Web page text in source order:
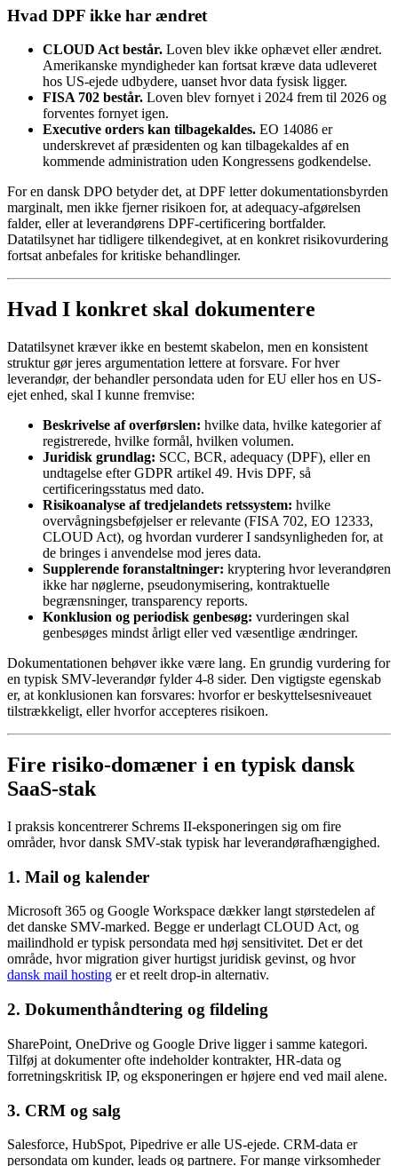
Hvad DPF ikke har ændret
CLOUD Act består. Loven blev ikke ophævet eller ændret.
Amerikanske myndigheder kan fortsat kræve data udleveret
hos US-ejede udbydere, uanset hvor data fysisk ligger.
FISA 702 består. Loven blev fornyet i 2024 frem til 2026 og
forventes fornyet igen.
Executive orders kan tilbagekaldes. EO 14086 er
underskrevet af præsidenten og kan tilbagekaldes af en
kommende administration uden Kongressens godkendelse.
For en dansk DPO betyder det, at DPF letter dokumentationsbyrden
marginalt, men ikke fjerner risikoen for, at adequacy-afgørelsen
falder, eller at leverandørens DPF-certificering bortfalder.
Datatilsynet har tidligere tilkendegivet, at en konkret risikovurdering
fortsat anbefales for kritiske behandlinger.
Hvad I konkret skal dokumentere
Datatilsynet kræver ikke en bestemt skabelon, men en konsistent
struktur gør jeres argumentation lettere at forsvare. For hver
leverandør, der behandler persondata uden for EU eller hos en US-
ejet enhed, skal I kunne fremvise:
Beskrivelse af overførslen: hvilke data, hvilke kategorier af
registrerede, hvilke formål, hvilken volumen.
Juridisk grundlag: SCC, BCR, adequacy (DPF), eller en
undtagelse efter GDPR artikel 49. Hvis DPF, så
certificeringsstatus med dato.
Risikoanalyse af tredjelandets retssystem: hvilke
overvågningsbeføjelser er relevante (FISA 702, EO 12333,
CLOUD Act), og hvordan vurderer I sandsynligheden for, at
de bringes i anvendelse mod jeres data.
Supplerende foranstaltninger: kryptering hvor leverandøren
ikke har nøglerne, pseudonymisering, kontraktuelle
begrænsninger, transparency reports.
Konklusion og periodisk genbesøg: vurderingen skal
genbesøges mindst årligt eller ved væsentlige ændringer.
Dokumentationen behøver ikke være lang. En grundig vurdering for
en typisk SMV-leverandør fylder 4-8 sider. Den vigtigste egenskab
er, at konklusionen kan forsvares: hvorfor er beskyttelsesniveauet
tilstrækkeligt, eller hvorfor accepteres risikoen.
Fire risiko-domæner i en typisk dansk
SaaS-stak
I praksis koncentrerer Schrems II-eksponeringen sig om fire
områder, hvor dansk SMV-stak typisk har leverandørafhængighed.
1. Mail og kalender
Microsoft 365 og Google Workspace dækker langt størstedelen af
det danske SMV-marked. Begge er underlagt CLOUD Act, og
mailindhold er typisk persondata med høj sensitivitet. Det er det
område, hvor migration giver hurtigst juridisk gevinst, og hvor
dansk mail hosting er et reelt drop-in alternativ.
2. Dokumenthåndtering og fildeling
SharePoint, OneDrive og Google Drive ligger i samme kategori.
Tilføj at dokumenter ofte indeholder kontrakter, HR-data og
forretningskritisk IP, og eksponeringen er højere end ved mail alene.
3. CRM og salg
Salesforce, HubSpot, Pipedrive er alle US-ejede. CRM-data er
persondata om kunder, leads og partnere. For mange virksomheder